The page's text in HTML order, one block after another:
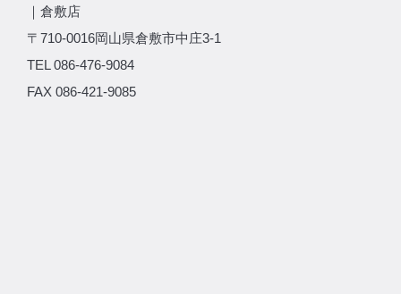
｜倉敷店
〒710-0016岡山県倉敷市中庄3-1
TEL 086-476-9084
FAX 086-421-9085